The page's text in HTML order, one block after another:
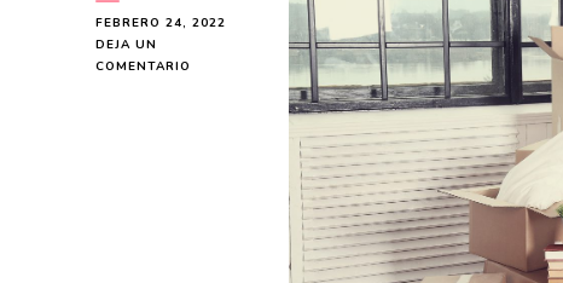
FEBRERO 24, 2022
DEJA UN
COMENTARIO